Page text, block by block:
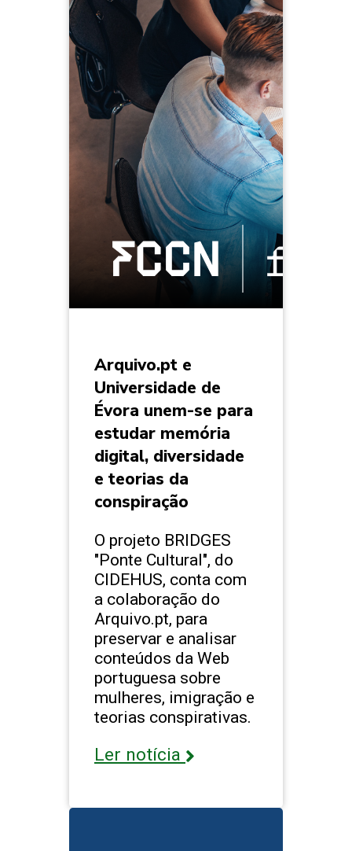
Arquivo.pt e
Universidade de
Évora unem-se para
estudar memória
digital, diversidade
e teorias da
conspiração
O projeto BRIDGES
"Ponte Cultural", do
CIDEHUS, conta com
a colaboração do
Arquivo.pt, para
preservar e analisar
conteúdos da Web
portuguesa sobre
mulheres, imigração e
teorias conspirativas.
Ler notícia